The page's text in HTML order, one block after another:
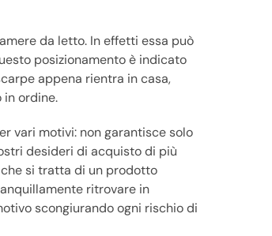
da letto. In effetti essa può
posizionamento è indicato
appena rientra in casa,
in ordine.
vari motivi: non garantisce solo
desideri di acquisto di più
che si tratta di un prodotto
ritrovare in
scongiurando ogni rischio di